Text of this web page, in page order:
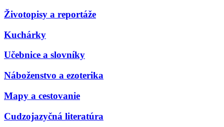
Životopisy a reportáže
Kuchárky
Učebnice a slovníky
Náboženstvo a ezoterika
Mapy a cestovanie
Cudzojazyčná literatúra